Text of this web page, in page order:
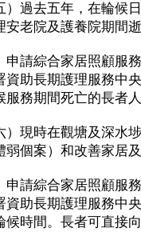
）過去五年，在輪候
安老院及護養院期間
綜合家居照顧服務
資助長期護理服務中
服務期間死亡的長者人
）現時在觀塘及深水
弱個案）和改善家居
綜合家居照顧服務
資助長期護理服務中
候時間。長者可直接